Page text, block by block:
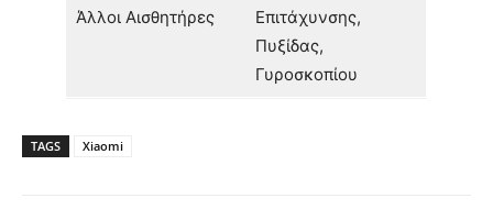
Άλλοι Αισθητήρες
Επιτάχυνσης,
Πυξίδας,
Γυροσκοπίου
TAGS Xiaomi